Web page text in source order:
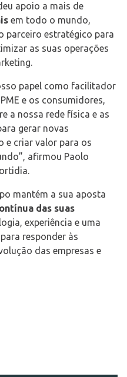
apoio a mais de
em todo o mundo,
parceiro estratégico para
as suas operações
papel como facilitador
e os consumidores,
a nossa rede física e as
gerar novas
e criar valor para os
afirmou Paolo
mantém a sua aposta
das suas
experiência e uma
responder às
das empresas e